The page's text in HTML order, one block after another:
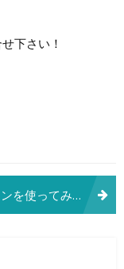
下さい！
使ってみよう!(^^)!